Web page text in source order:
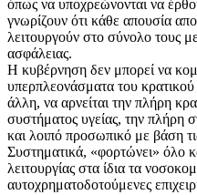
όπως να υποχρεώνονται να
γνωρίζουν ότι κάθε απουσία
λειτουργούν στο σύνολο τους
ασφάλειας.
Η κυβέρνηση δεν μπορεί να
υπερπλεονάσματα του
άλλη, να αρνείται την πλήρη
συστήματος υγείας, την πλήρη
και λοιπό προσωπικό με βάση
Συστηματικά, «φορτώνει» όλο
λειτουργίας στα ίδια τα
αυτοχρηματοδοτούμενες